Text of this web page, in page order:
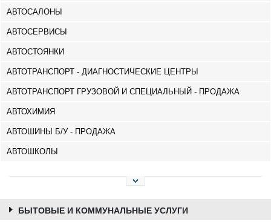
СИГНАГИ
КВАРЕЛИ
МЦХЕТА-МТИАНЕТИ
ДУШЕТИ
МЦХЕТА
ГУДАУРИ
АХАЛГОРИ
РАЧА-ЛЕЧХУМИ/НИЖНЯЯ
СВАНЕТИЯ
ЛЕНТЕХИ
МЕГРЕЛИЯ/ВЕРХНЯЯ
АВТОСАЛОНЫ
АВТОСЕРВИСЫ
АВТОСТОЯНКИ
АВТОТРАНСПОРТ - ДИАГНОСТИЧЕСКИЕ ЦЕНТРЫ
АВТОТРАНСПОРТ ГРУЗОВОЙ И СПЕЦИАЛЬНЫЙ - ПРОДАЖА
АВТОХИМИЯ
АВТОШИНЫ Б/У - ПРОДАЖА
АВТОШКОЛЫ
БЫТОВЫЕ И КОММУНАЛЬНЫЕ УСЛУГИ